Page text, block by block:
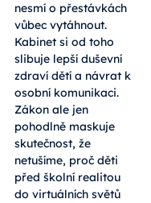
nesmí o přestávkách
vůbec vytáhnout.
Kabinet si od toho
slibuje lepší duševní
zdraví dětí a návrat k
osobní komunikaci.
Zákon ale jen
pohodlně maskuje
skutečnost, že
netušíme, proč děti
před školní realitou
do virtuálních světů